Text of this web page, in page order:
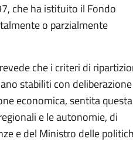
che ha istituito il Fondo
o parzialmente
che i criteri di
stabiliti con deliberazione
economica, sentita questa
e le autonomie, di
e del Ministro delle